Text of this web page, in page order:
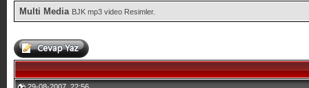
Multi Media BJK mp3 video Resimler.